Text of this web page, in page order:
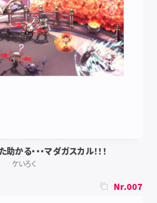
かる・・・マダガスカル！！！
ケいろく
Nr.007